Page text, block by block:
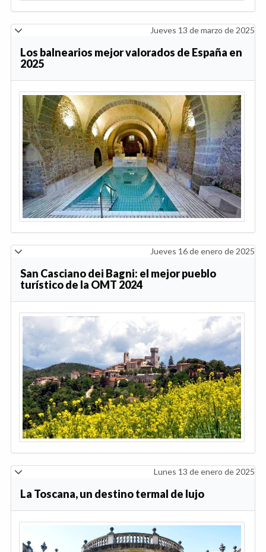
Jueves 13 de marzo de 2025
Los balnearios mejor valorados de España en
2025
Jueves 16 de enero de 2025
San Casciano dei Bagni: el mejor pueblo
turístico de la OMT 2024
Lunes 13 de enero de 2025
La Toscana, un destino termal de lujo